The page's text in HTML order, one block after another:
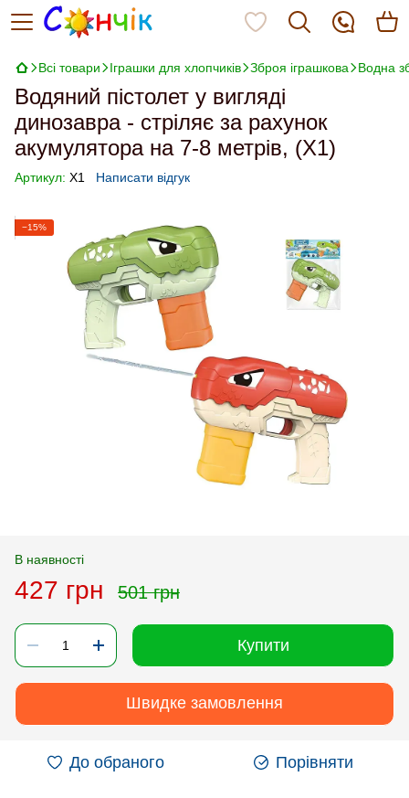
Всі товари Іграшки для хлопчиків Зброя іграшкова Водна
Водяний пістолет у вигляді
динозавра - стріляє за рахунок
акумулятора на 7-8 метрів, (X1)
Артикул: X1 Написати відгук
−15%
В наявності
427 грн 501 грн
Купити
Швидке замовлення
До обраного Порівняти